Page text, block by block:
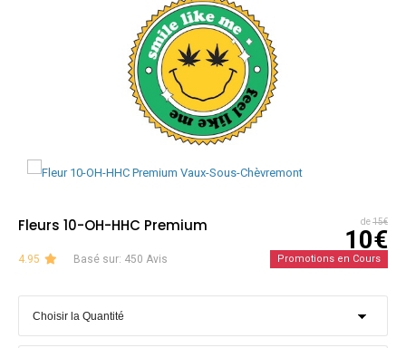
Fleurs 10-OH-HHC Premium de15€
10€
4.95 Basé sur: 450 Avis Promotions en Cours